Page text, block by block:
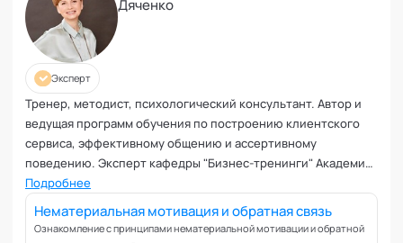
Фасилитация
Физические травмы и реабилитация
Фобии и страхи
Целеполагание и планирование
Эмоциональные расстройства
Эмоциональный интеллект
Дяченко
Эксперт
Тренер, методист, психологический консультант. Автор и
ведущая программ обучения по построению клиентского
сервиса, эффективному общению и ассертивному
поведению. Эксперт кафедры "Бизнес-тренинги" Академии
социальных технологий
Подробнее
Нематериальная мотивация и обратная связь
Ознакомление с принципами нематериальной мотивации и обратной